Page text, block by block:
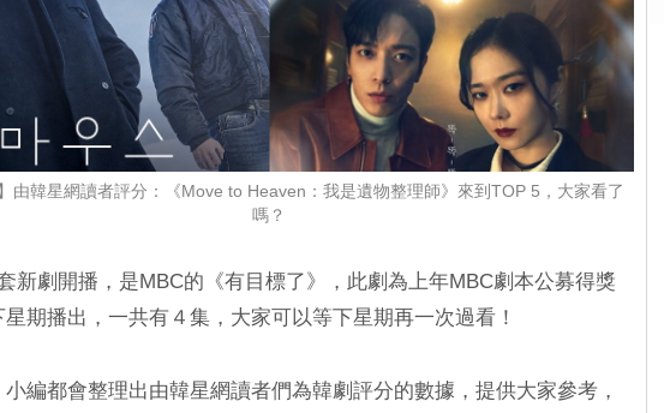
】由韓星網讀者評分：《Move to Heaven：我是遺物整理師》來到TOP 5，大家看了
嗎？
新劇開播，是MBC的《有目標了》，此劇為上年MBC劇本公募得獎
期播出，一共有４集，大家可以等下星期再一次過看！
編都會整理出由韓星網讀者們為韓劇評分的數據，提供大家參考，